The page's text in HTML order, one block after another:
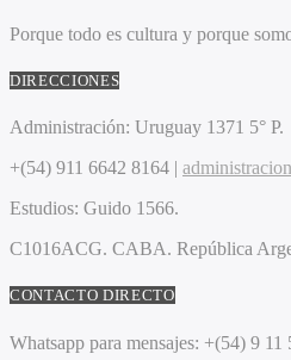
Porque todo es cultura y porque
DIRECCIONES
Administración: Uruguay 1371 5° P.
+(54) 911 6642 8164 |
Estudios: Guido 1566.
C1016ACG. CABA. República
CONTACTO DIRECTO
Whatsapp para mensajes: +(54) 9 11